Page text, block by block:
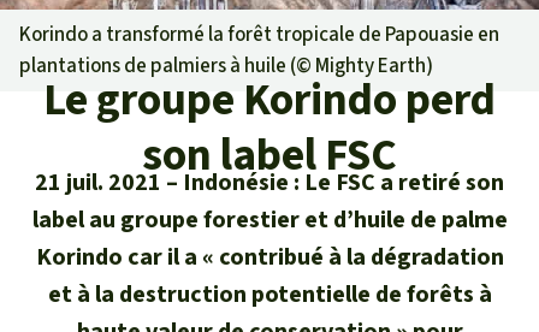
Informations
Pour approfondir
Actualités
Succès
Lettre d'information
Thématiques
Climat et forêt tropicale
La biodiversité
L'huile de palme
Association
Sauvons la forêt
Qui sommes-nous ?
Nous contacter
Recherche
Français
Deutsch
Fonds d'urgence
Certificats de don
Questions & réponses
Don pour un thème
Protection des animaux
Don pour une région
Korindo a transformé la forêt tropicale de Papouasie en
plantations de palmiers à huile (© Mighty Earth)
Le groupe Korindo perd
son label FSC
21 juil. 2021
Indonésie : Le FSC a retiré son
label au groupe forestier et d’huile de palme
Korindo car il a « contribué à la dégradation
et à la destruction potentielle de forêts à